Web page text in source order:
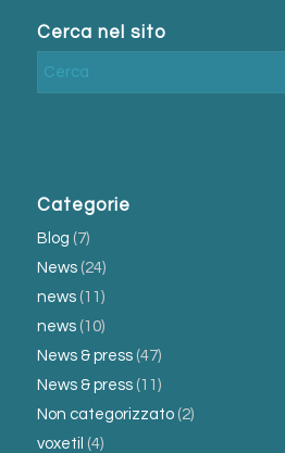
Cerca nel sito
Categorie
Blog (7)
News(24)
news(11)
news(10)
News & press(47)
News & press(11)
Non categorizzato(2)
voxetil (4)